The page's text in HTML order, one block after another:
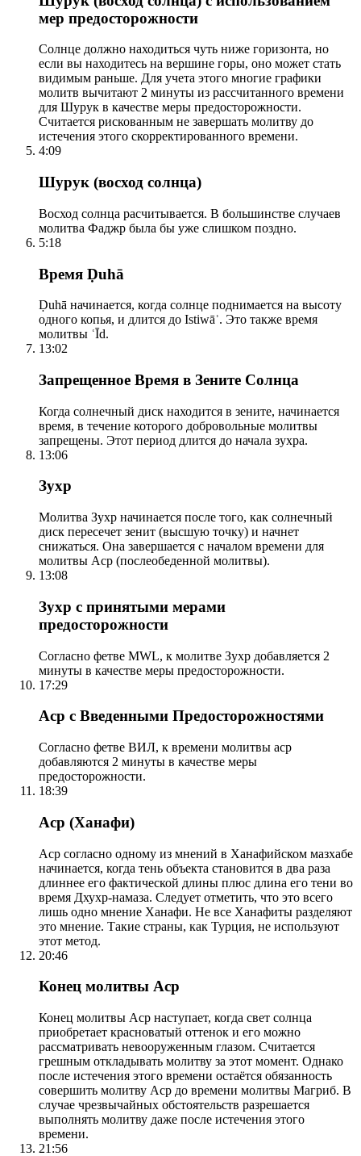
мер предосторожности
Солнце должно находиться чуть ниже горизонта, но
если вы находитесь на вершине горы, оно может стать
видимым раньше. Для учета этого многие графики
молитв вычитают 2 минуты из рассчитанного времени
для Шурук в качестве меры предосторожности.
Считается рискованным не завершать молитву до
истечения этого скорректированного времени.
4:09
Шурук (восход солнца)
Восход солнца расчитывается. В большинстве случаев
молитва Фаджр была бы уже слишком поздно.
5:18
Время Ḍuhā
Ḍuhā начинается, когда солнце поднимается на высоту
одного копья, и длится до Istiwāʾ. Это также время
молитвы ʿĪd.
13:02
Запрещенное Время в Зените Солнца
Когда солнечный диск находится в зените, начинается
время, в течение которого добровольные молитвы
запрещены. Этот период длится до начала зухра.
13:06
Зухр
Молитва Зухр начинается после того, как солнечный
диск пересечет зенит (высшую точку) и начнет
снижаться. Она завершается с началом времени для
молитвы Аср (послеобеденной молитвы).
13:08
Зухр с принятыми мерами
предосторожности
Согласно фетве MWL, к молитве Зухр добавляется 2
минуты в качестве меры предосторожности.
17:29
Аср с Введенными Предосторожностями
Согласно фетве ВИЛ, к времени молитвы аср
добавляются 2 минуты в качестве меры
предосторожности.
18:39
Аср (Ханафи)
Аср согласно одному из мнений в Ханафийском мазхабе
начинается, когда тень объекта становится в два раза
длиннее его фактической длины плюс длина его тени во
время Дхухр-намаза. Следует отметить, что это всего
лишь одно мнение Ханафи. Не все Ханафиты разделяют
это мнение. Такие страны, как Турция, не используют
этот метод.
20:46
Конец молитвы Аср
Конец молитвы Аср наступает, когда свет солнца
приобретает красноватый оттенок и его можно
рассматривать невооруженным глазом. Считается
грешным откладывать молитву за этот момент. Однако
после истечения этого времени остаётся обязанность
совершить молитву Аср до времени молитвы Магриб. В
случае чрезвычайных обстоятельств разрешается
выполнять молитву даже после истечения этого
времени.
21:56